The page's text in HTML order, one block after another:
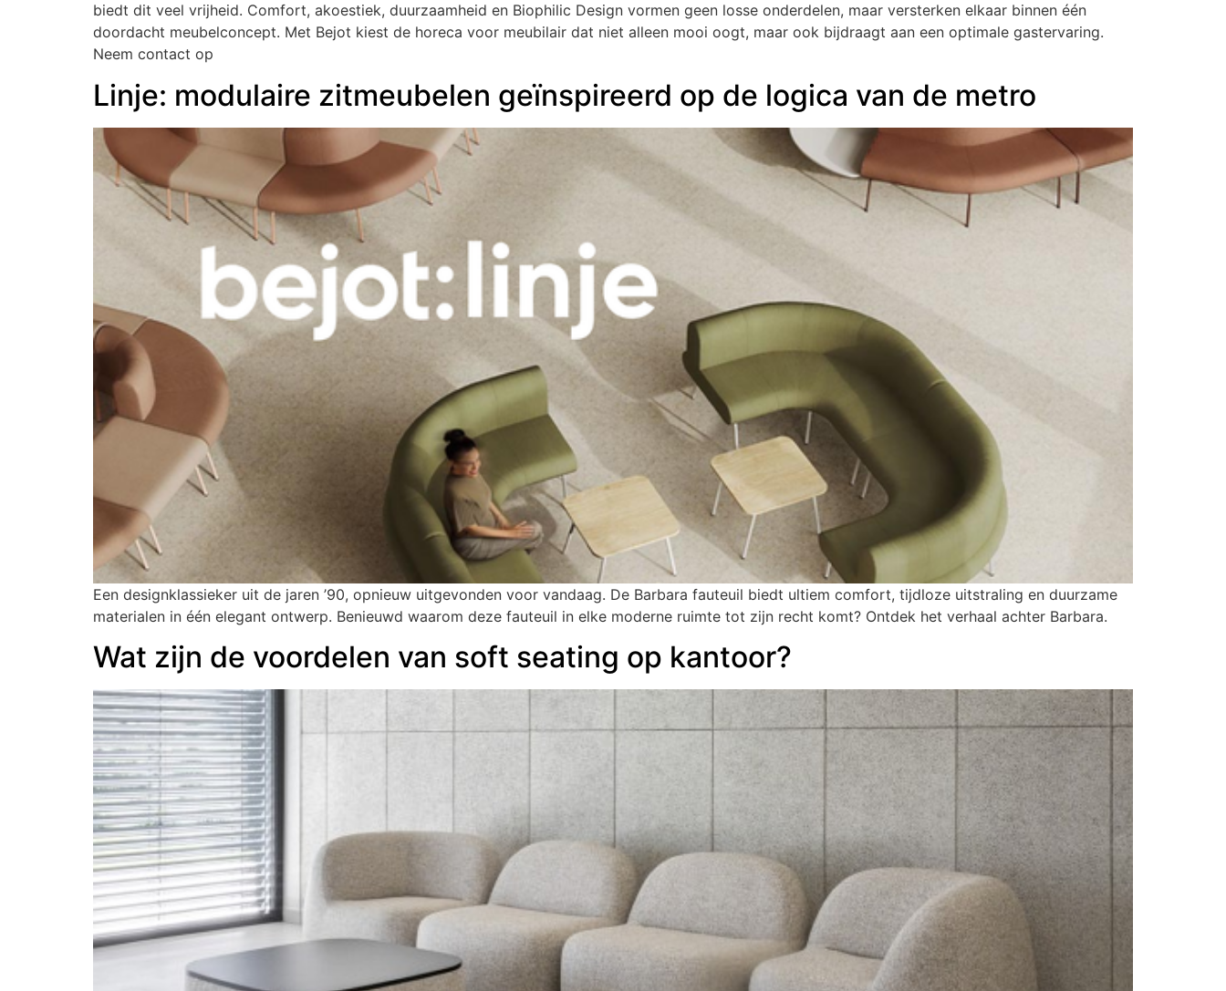
biedt dit veel vrijheid. Comfort, akoestiek, duurzaamheid en Biophilic Design vormen geen losse onderdelen, maar versterken elkaar binnen één
doordacht meubelconcept. Met Bejot kiest de horeca voor meubilair dat niet alleen mooi oogt, maar ook bijdraagt aan een optimale gastervaring.
Neem contact op
Linje: modulaire zitmeubelen geïnspireerd op de logica van de metro
Een designklassieker uit de jaren ’90, opnieuw uitgevonden voor vandaag. De Barbara fauteuil biedt ultiem comfort, tijdloze uitstraling en duurzame
materialen in één elegant ontwerp. Benieuwd waarom deze fauteuil in elke moderne ruimte tot zijn recht komt? Ontdek het verhaal achter Barbara.
Wat zijn de voordelen van soft seating op kantoor?